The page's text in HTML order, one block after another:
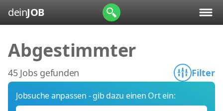
deinJOB
Abgestimmter
45 Jobs gefunden Filter
Jobsuche anpassen - gib dazu einen Ort ein: